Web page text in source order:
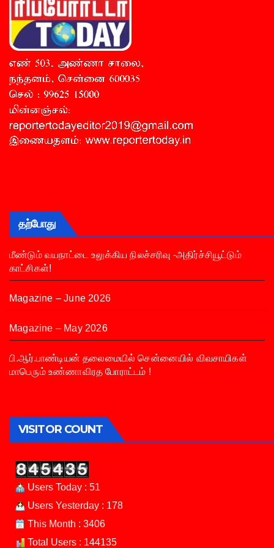
தற்போது
மீண்டும் வயநாட்டை உலுக்கிய நிலச்சரிவு -அதிர்ச்சியூட்டும்
காட்சிகள்!
Magazine – June 2026
Magazine – May 2026
பி.ஆர்.பாண்டியன் தலைமையில் சென்னையில் விவசாயிகள்
மாபெரும் உண்ணாவிரத போராட்டம் !
VISITOR COUNT
Users Today : 51
Users Yesterday : 178
This Month : 3406
Total Users : 144135